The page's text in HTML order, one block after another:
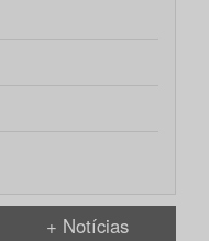
+ Notícias